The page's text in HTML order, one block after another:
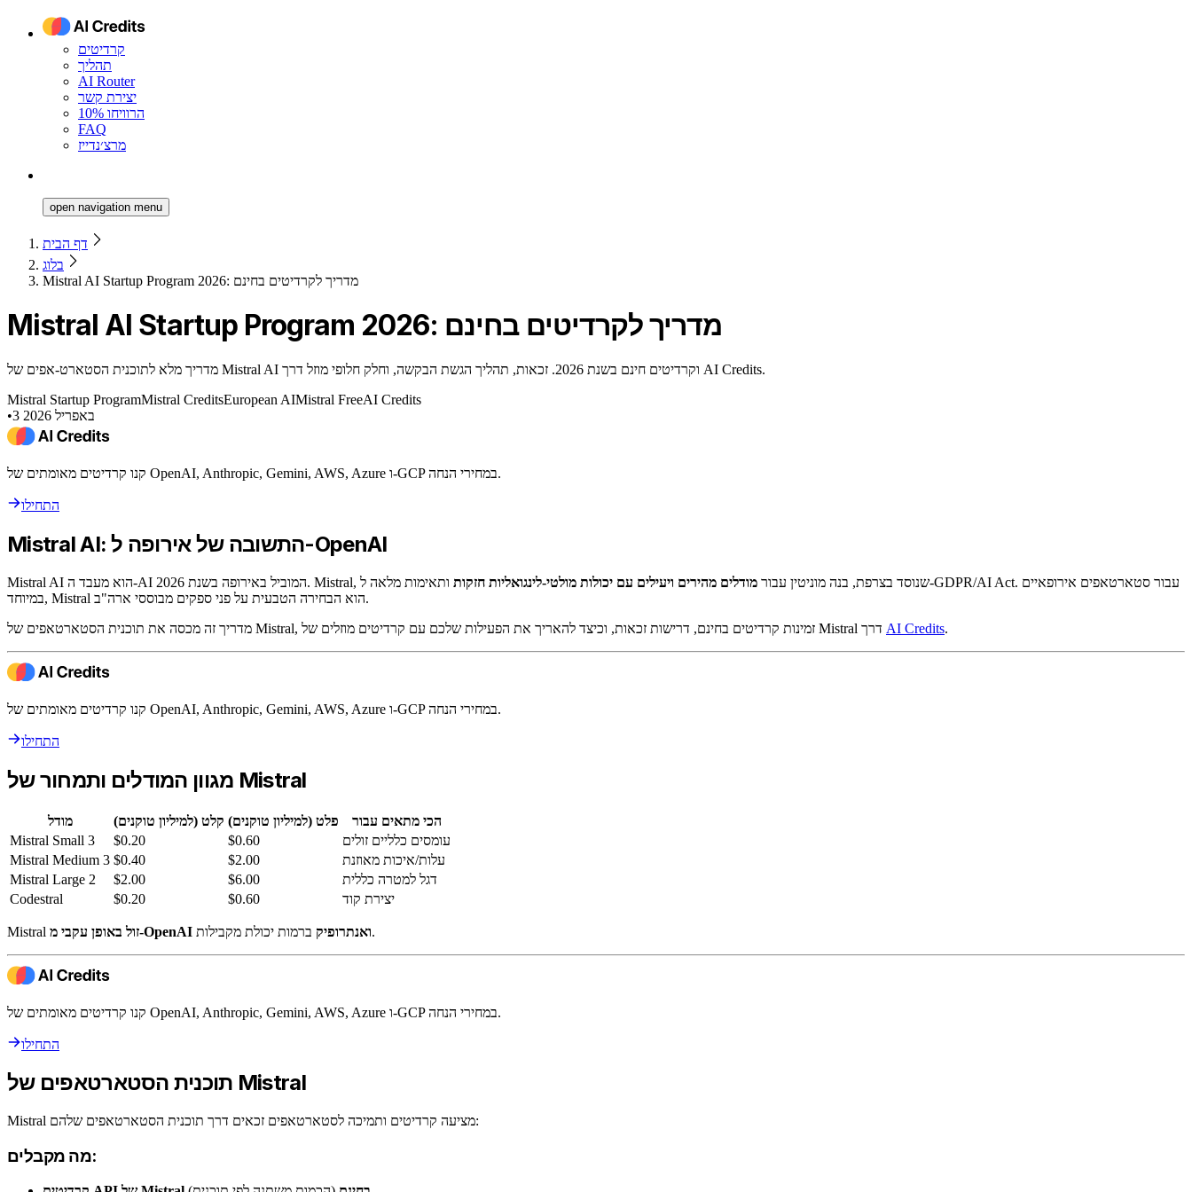
קרדיטים
תהליך
AI Router
יצירת קשר
הרוויחו 10%
FAQ
מרצ׳נדייז
open navigation menu
דף הבית
בלוג
Mistral AI Startup Program 2026: מדריך לקרדיטים בחינם
Mistral AI Startup Program 2026: מדריך לקרדיטים בחינם
מדריך מלא לתוכנית הסטארט-אפים של Mistral AI וקרדיטים חינם בשנת 2026. זכאות, תהליך הגשת הבקשה, וחלק חלופי מוזל דרך AI Credits.
Mistral Startup ProgramMistral CreditsEuropean AIMistral FreeAI Credits
•
3 באפריל 2026
קנו קרדיטים מאומתים של OpenAI, Anthropic, Gemini, AWS, Azure ו-GCP במחירי הנחה.
התחילו
Mistral AI: התשובה של אירופה ל-OpenAI
Mistral AI הוא מעבד ה-AI המוביל באירופה בשנת 2026. Mistral, שנוסד בצרפת, בנה מוניטין עבור מודלים מהירים ויעילים עם יכולות מולטי-לינגואליות חזקות ותאימות מלאה ל-GDPR/AI Act. עבור סטארטאפים אירופאיים
במיוחד, Mistral הוא הבחירה הטבעית על פני ספקים מבוססי ארה"ב.
AI Credits.
קנו קרדיטים מאומתים של OpenAI, Anthropic, Gemini, AWS, Azure ו-GCP במחירי הנחה.
התחילו
מגוון המודלים ותמחור של Mistral
מודל קלט (למיליון טוקנים) פלט (למיליון טוקנים)
הכי מתאים עבור
Mistral Small 3
$0.20 $0.60
עומסים כלליים זולים
Mistral Medium 3 $0.40 $2.00
עלות/איכות מאוזנת
Mistral Large 2
$2.00 $6.00
דגל למטרה כללית
Codestral
$0.20 $0.60 יצירת קוד
Mistral זול באופן עקבי מ-OpenAI ואנתרופיקברמות יכולת מקבילות.
קנו קרדיטים מאומתים של OpenAI, Anthropic, Gemini, AWS, Azure ו-GCP במחירי הנחה.
התחילו
תוכנית הסטארטאפים של Mistral
Mistral מציעה קרדיטים ותמיכה לסטארטאפים זכאים דרך תוכנית הסטארטאפים שלהם:
מה מקבלים: